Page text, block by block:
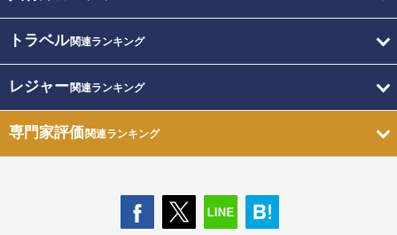
トラベル関連ランキング
レジャー関連ランキング
専門家評価関連ランキング